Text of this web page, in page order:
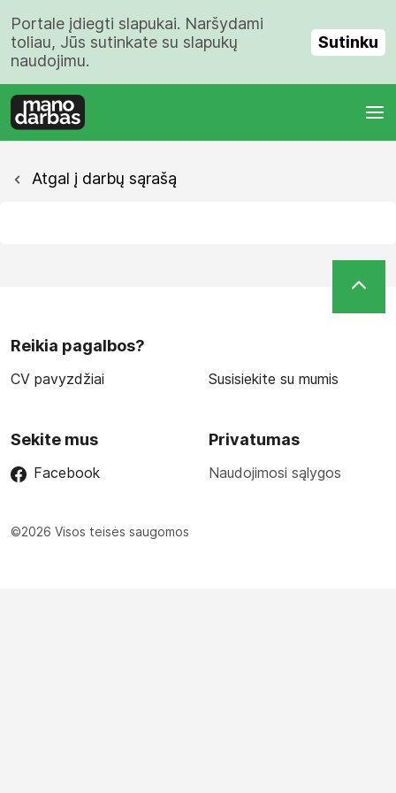
Portale įdiegti slapukai. Naršydami
toliau, Jūs sutinkate su slapukų
naudojimu.
Sutinku
Atgal į darbų sąrašą
Reikia pagalbos?
CV pavyzdžiai Susisiekite su mumis
Sekite mus
Facebook
Privatumas
Naudojimosi sąlygos
©2026 Visos teisės saugomos